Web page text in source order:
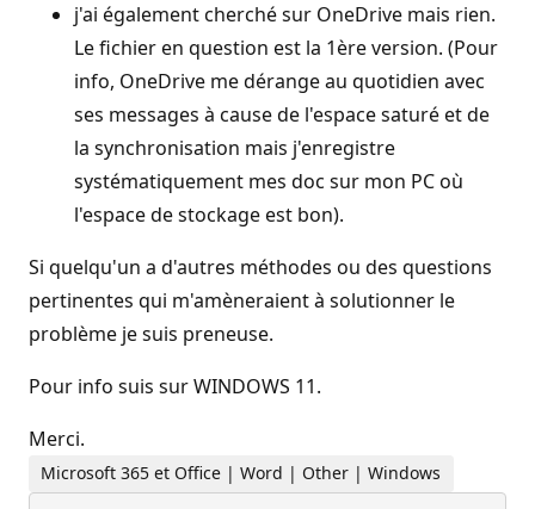
j'ai également cherché sur OneDrive mais rien.
Le fichier en question est la 1ère version. (Pour
info, OneDrive me dérange au quotidien avec
ses messages à cause de l'espace saturé et de
la synchronisation mais j'enregistre
systématiquement mes doc sur mon PC où
l'espace de stockage est bon).
Si quelqu'un a d'autres méthodes ou des questions
pertinentes qui m'amèneraient à solutionner le
problème je suis preneuse.
Pour info suis sur WINDOWS 11.
Merci.
Microsoft 365 et Office | Word | Other | Windows